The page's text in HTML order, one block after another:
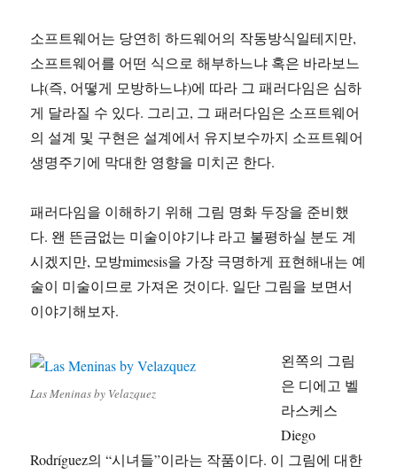
소프트웨어는 당연히 하드웨어의 작동방식일테지만,
소프트웨어를 어떤 식으로 해부하느냐 혹은 바라보느
냐(즉, 어떻게 모방하느냐)에 따라 그 패러다임은 심하
게 달라질 수 있다. 그리고, 그 패러다임은 소프트웨어
의 설계 및 구현은 설계에서 유지보수까지 소프트웨어
생명주기에 막대한 영향을 미치곤 한다.
패러다임을 이해하기 위해 그림 명화 두장을 준비했
다. 왠 뜬금없는 미술이야기냐 라고 불평하실 분도 계
시겠지만, 모방mimesis을 가장 극명하게 표현해내는 예
술이 미술이므로 가져온 것이다. 일단 그림을 보면서
이야기해보자.
Las Meninas by Velazquez
왼쪽의 그림
은 디에고 벨
라스케스
Diego
Rodríguez의 “시녀들”이라는 작품이다. 이 그림에 대한